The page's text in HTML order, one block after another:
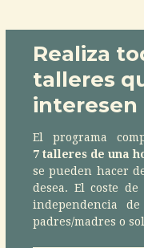
Realiza
talleres
interesen
El programa
7 talleres de una
se pueden hacer
desea. El coste
independencia
padres/madres o